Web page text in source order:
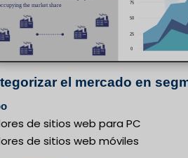
el mercado en
de sitios web para PC
de sitios web móviles